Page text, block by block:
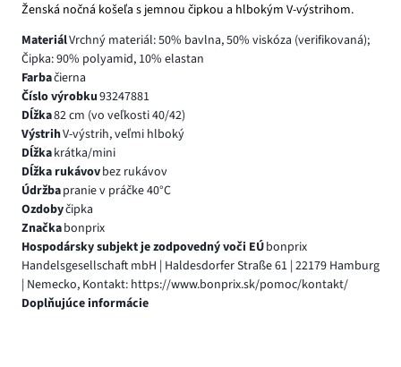
Ženská nočná košeľa s jemnou čipkou a hlbokým V-výstrihom.
MateriálVrchný materiál: 50% bavlna, 50% viskóza (verifikovaná);
Čipka: 90% polyamid, 10% elastan
Farbačierna
Číslo výrobku93247881
Dĺžka82 cm (vo veľkosti 40/42)
VýstrihV-výstrih, veľmi hlboký
Dĺžkakrátka/mini
Dĺžka rukávovbez rukávov
Údržbapranie v práčke 40°C
Ozdobyčipka
Značkabonprix
Hospodársky subjekt je zodpovedný voči EÚbonprix
Handelsgesellschaft mbH | Haldesdorfer Straße 61 | 22179 Hamburg
| Nemecko, Kontakt: https://www.bonprix.sk/pomoc/kontakt/
Doplňujúce informácie